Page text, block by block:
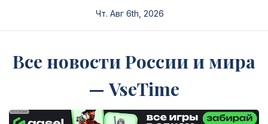
Чт. Авг 6th, 2026
Все новости России и мира
— VseTime